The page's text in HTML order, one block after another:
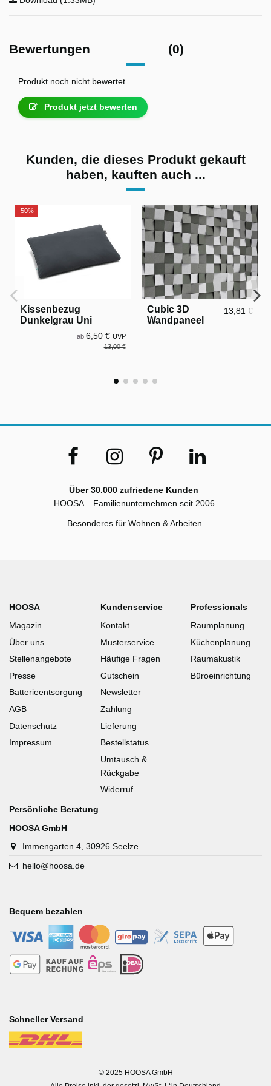
Bewertungen (0)
Produkt noch nicht bewertet
Produkt jetzt bewerten
Kunden, die dieses Produkt gekauft
haben, kauften auch ...
-50%
Kissenbezug
Dunkelgrau Uni
ab 6,50 € UVP
13,00 €
Cubic 3D
Wandpaneel
13,81 €
Über 30.000 zufriedene Kunden
HOOSA – Familienunternehmen seit 2006.
Besonderes für Wohnen & Arbeiten.
HOOSA
Magazin
Über uns
Stellenangebote
Presse
Batterieentsorgung
AGB
Datenschutz
Impressum
Kundenservice
Kontakt
Musterservice
Häufige Fragen
Gutschein
Newsletter
Zahlung
Lieferung
Bestellstatus
Umtausch &
Rückgabe
Widerruf
Professionals
Raumplanung
Küchenplanung
Raumakustik
Büroeinrichtung
Persönliche Beratung
HOOSA GmbH
Immengarten 4, 30926 Seelze
hello@hoosa.de
Bequem bezahlen
-
- - - -
- - - -
Schneller Versand
© 2025 HOOSA GmbH